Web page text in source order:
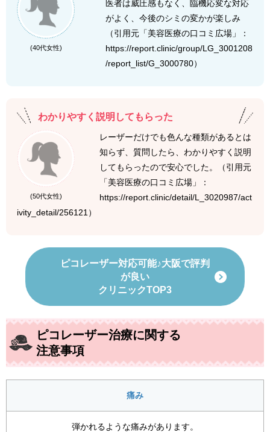
(40代女性)
医者は威圧感もなく、臨機応変な対応
がよく、今後のシミの変かが楽しみ
（引用元「美容医療の口コミ広場」：
https://report.clinic/group/LG_3001208
/report_list/G_3000780）
わかりやすく説明してもらった
(50代女性)
レーザーだけでも色んな種類があるとは
知らず、質問したら、わかりやすく説明
してもらったので安心でした。（引用元
「美容医療の口コミ広場」：
https://report.clinic/detail/L_3020987/act
ivity_detail/256121）
ピコレーザー対応可能♪大阪で評判
が良い
クリニックTOP3
ピコレーザー治療に関する
注意事項
痛み
弾かれるような痛みがあります。